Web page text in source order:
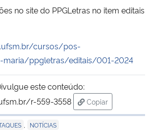
no site do PPGLetras no item editais
cursos/pos-
maria/ppgletras/editais/001-2024
este conteúdo:
r-559-3558
Copiar
para área de
NOTÍCIAS